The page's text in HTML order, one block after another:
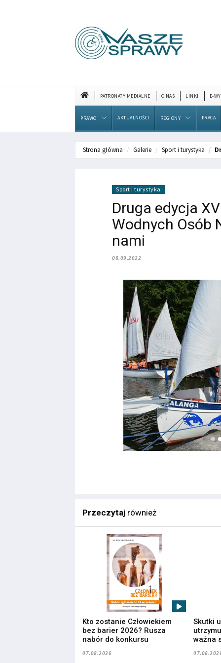
PATRONATY MEDIALNE O NAS LINKI E-
PRAWO AKTUALNOŚCI REGIONY PRACA
Strona główna Galerie Sport i turystyka
Sport i turystyka
Druga edycja
Wodnych Osób
nami
08.09.2022
Przeczytaj również
Kto zostanie Człowiekiem
bez barier 2026? Rusza
nabór do konkursu
07.08.2026
Skutki
ważna